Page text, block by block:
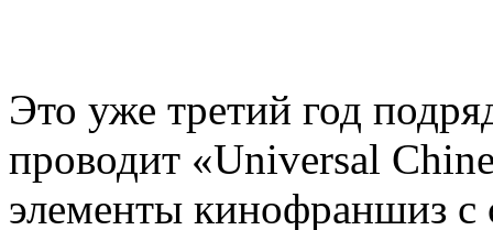
Это уже третий год
проводит «Universal
элементы кинофраншиз